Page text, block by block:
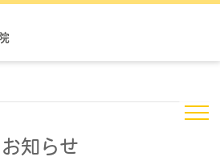
お知らせ